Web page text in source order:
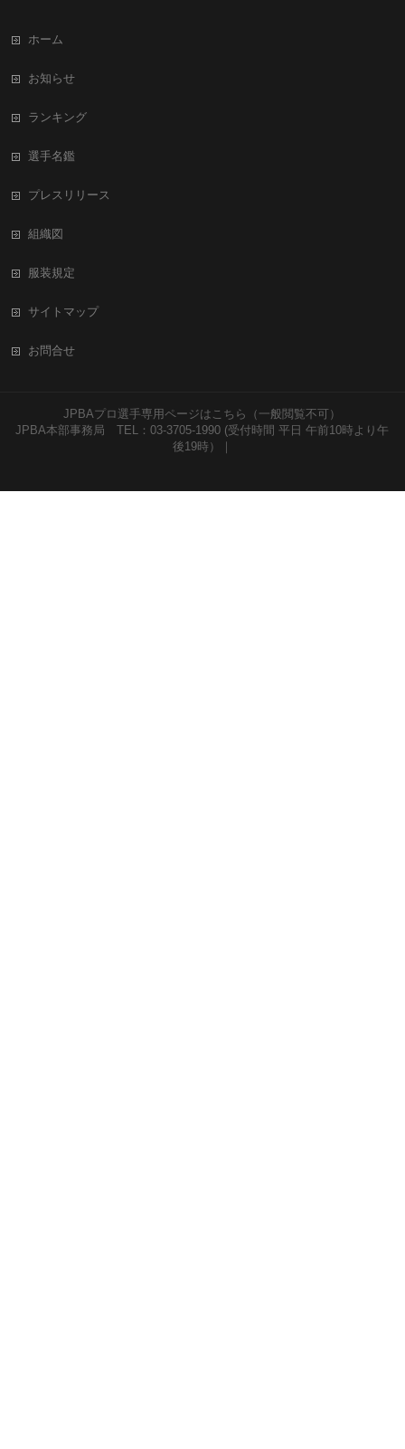
ホーム
お知らせ
ランキング
選手名鑑
プレスリリース
組織図
服装規定
サイトマップ
お問合せ
JPBAプロ選手専用ページはこちら（一般閲覧不可）
JPBA本部事務局 TEL：03-3705-1990 (受付時間 平日 午前10時より午
後19時）｜